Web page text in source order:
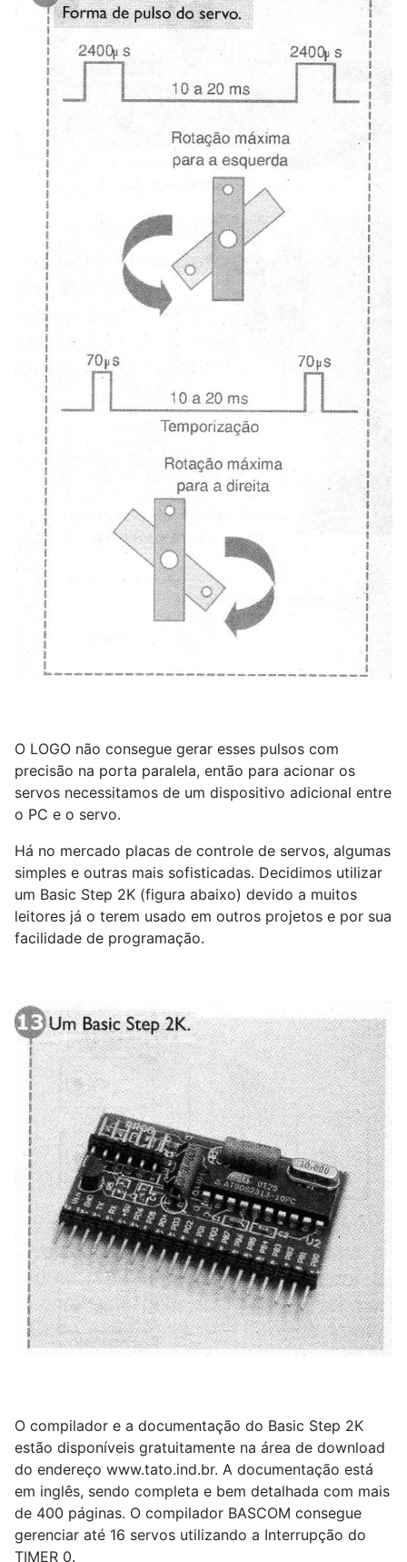
O LOGO não consegue gerar esses pulsos com
precisão na porta paralela, então para acionar os
servos necessitamos de um dispositivo adicional entre
o PC e o servo.
Há no mercado placas de controle de servos, algumas
simples e outras mais sofisticadas. Decidimos utilizar
um Basic Step 2K (figura abaixo) devido a muitos
leitores já o terem usado em outros projetos e por sua
facilidade de programação.
O compilador e a documentação do Basic Step 2K
estão disponíveis gratuitamente na área de download
do endereço www.tato.ind.br. A documentação está
em inglês, sendo completa e bem detalhada com mais
de 400 páginas. O compilador BASCOM consegue
gerenciar até 16 servos utilizando a Interrupção do
TIMER 0.